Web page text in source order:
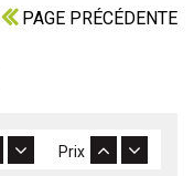
PAGE PRÉCÉDENTE
Prix